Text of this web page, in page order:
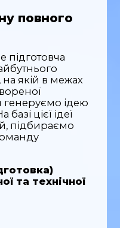
повного
підготовча
якій в межах
генеруємо ідею
цієї ідеї
підбираємо
та технічної